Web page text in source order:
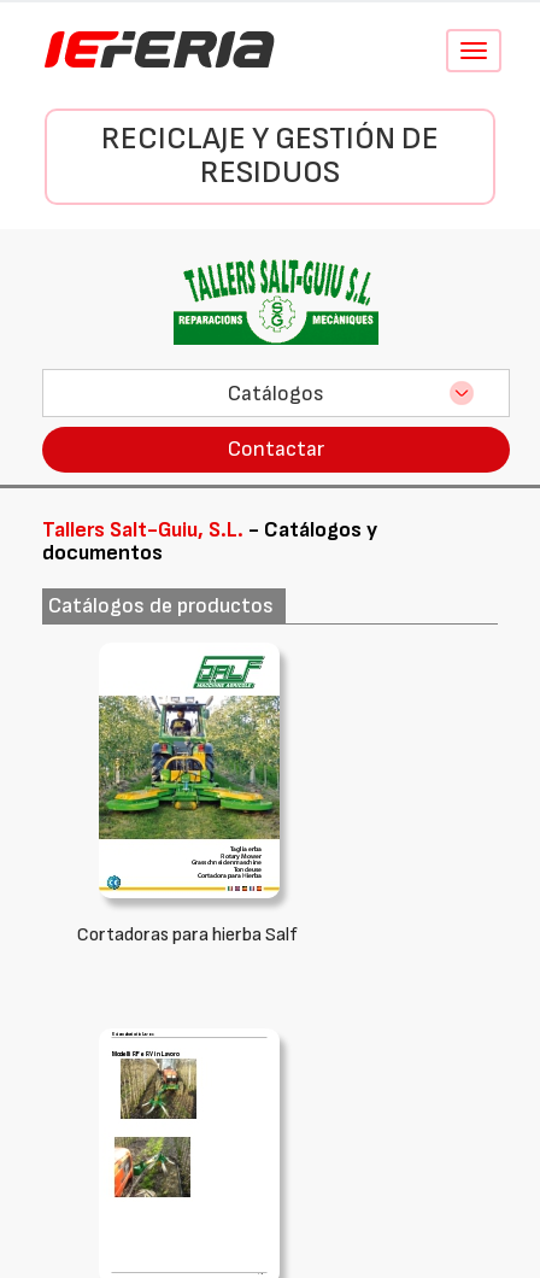
Conmutar
RECICLAJE Y GESTIÓN DE
RESIDUOS
Catálogos
Contactar
Tallers Salt-Guiu, S.L. - Catálogos y
documentos
Catálogos de productos
Cortadoras para hierba Salf